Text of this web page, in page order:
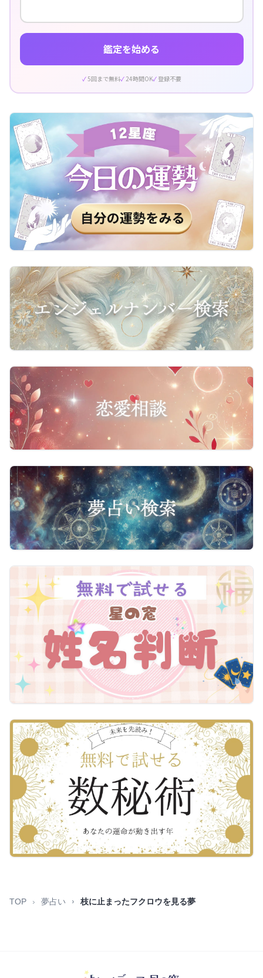
鑑定を始める
5回まで無料 24時間OK 登録不要
TOP 夢占い 枝に止まったフクロウを見る夢